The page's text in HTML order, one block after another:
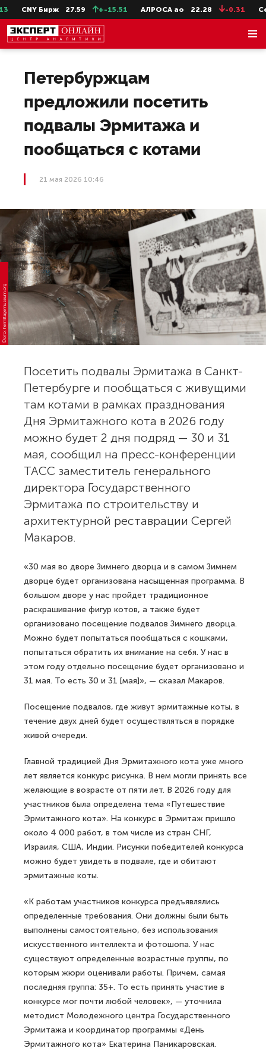
CNY Бирж 27.59 +-15.51 АЛРОСА ао 22.28 -0.31
Петербуржцам
предложили посетить
подвалы Эрмитажа и
пообщаться с котами
21 мая 2026 10:46
Фото: hermitagemuseum.org
Посетить подвалы Эрмитажа в Санкт-
Петербурге и пообщаться с живущими
там котами в рамках празднования
Дня Эрмитажного кота в 2026 году
можно будет 2 дня подряд — 30 и 31
мая, сообщил на пресс-конференции
ТАСС заместитель генерального
директора Государственного
Эрмитажа по строительству и
архитектурной реставрации Сергей
Макаров.
«30 мая во дворе Зимнего дворца и в самом Зимнем
дворце будет организована насыщенная программа. В
большом дворе у нас пройдет традиционное
раскрашивание фигур котов, а также будет
организовано посещение подвалов Зимнего дворца.
Можно будет попытаться пообщаться с кошками,
попытаться обратить их внимание на себя. У нас в
этом году отдельно посещение будет организовано и
31 мая. То есть 30 и 31 [мая]», — сказал Макаров.
Посещение подвалов, где живут эрмитажные коты, в
течение двух дней будет осуществляться в порядке
живой очереди.
Главной традицией Дня Эрмитажного кота уже много
лет является конкурс рисунка. В нем могли принять все
желающие в возрасте от пяти лет. В 2026 году для
участников была определена тема «Путешествие
Эрмитажного кота». На конкурс в Эрмитаж пришло
около 4 000 работ, в том числе из стран СНГ,
Израиля, США, Индии. Рисунки победителей конкурса
можно будет увидеть в подвале, где и обитают
эрмитажные коты.
«К работам участников конкурса предъявлялись
определенные требования. Они должны были быть
выполнены самостоятельно, без использования
искусственного интеллекта и фотошопа. У нас
существуют определенные возрастные группы, по
которым жюри оценивали работы. Причем, самая
последняя группа: 35+. То есть принять участие в
конкурсе мог почти любой человек», — уточнила
методист Молодежного центра Государственного
Эрмитажа и координатор программы «День
Эрмитажного кота» Екатерина Паникаровская.